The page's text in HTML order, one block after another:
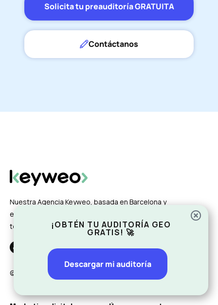
Solicita tu preauditoría GRATUITA
Contáctanos
Nuestra Agencia Keyweo, basada en Barcelona y
especializada en SEO, SEA y SMA, apoya a empresas de
todos los tamaños en su estrategia de visibilidad web.
© 2025 Keyweo. Todos los derechos reservados.
¡OBTÉN TU AUDITORÍA GEO
GRATIS! 🚀
Descargar mi auditoría